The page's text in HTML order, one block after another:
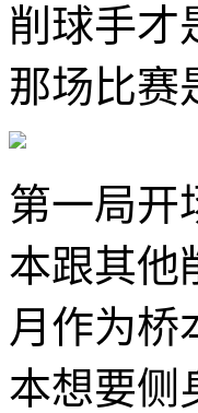
削球手才
那场比赛
第一局开
本跟其他
月作为桥
本想要侧